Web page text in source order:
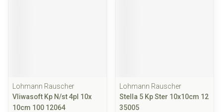
Lohmann Rauscher
Vliwasoft Kp N/st 4pl 10x
10cm 100 12064
Lohmann Rauscher
Stella 5 Kp Ster 10x10cm 12
35005